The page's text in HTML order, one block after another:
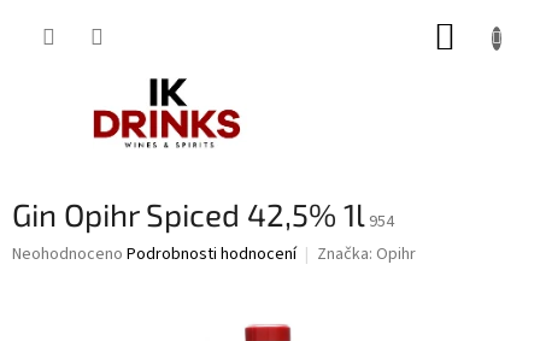
Gin Opihr Spiced 42,5% 1l 954
Průměrné
Neohodnoceno Podrobnosti hodnocení Značka: Opihr